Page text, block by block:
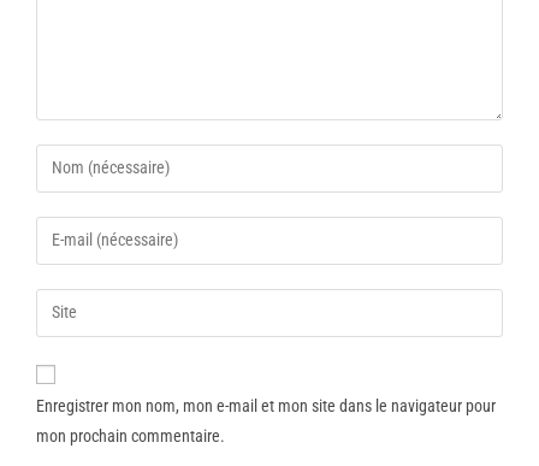
Enregistrer mon nom, mon e-mail et mon site dans le navigateur pour
mon prochain commentaire.